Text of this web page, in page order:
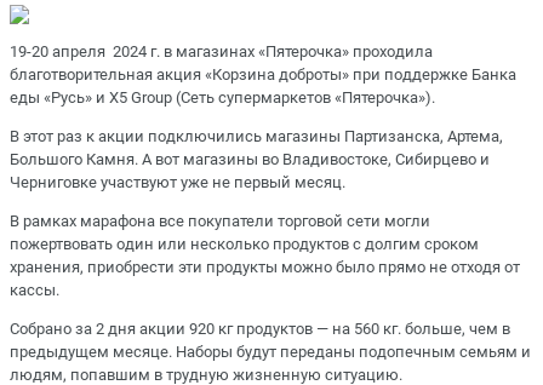
19-20 апреля 2024 г. в магазинах «Пятерочка» проходила
благотворительная акция «Корзина доброты» при поддержке Банка
еды «Русь» и X5 Group (Сеть супермаркетов «Пятерочка»).
В этот раз к акции подключились магазины Партизанска, Артема,
Большого Камня. А вот магазины во Владивостоке, Сибирцево и
Черниговке участвуют уже не первый месяц.
В рамках марафона все покупатели торговой сети могли
пожертвовать один или несколько продуктов с долгим сроком
хранения, приобрести эти продукты можно было прямо не отходя от
кассы.
Собрано за 2 дня акции 920 кг продуктов — на 560 кг. больше, чем в
предыдущем месяце. Наборы будут переданы подопечным семьям и
людям, попавшим в трудную жизненную ситуацию.